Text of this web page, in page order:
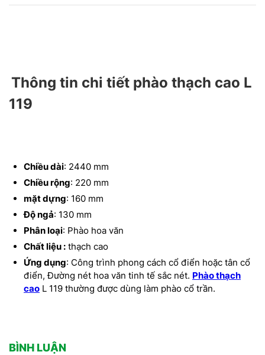
Thông tin chi tiết phào thạch cao L
119
Chiều dài: 2440 mm
Chiều rộng: 220 mm
mặt dựng: 160 mm
Độ ngả: 130 mm
Phân loại: Phào hoa văn
Chất liệu : thạch cao
Ứng dụng: Công trình phong cách cổ điển hoặc tân cổ
điển, Đường nét hoa văn tinh tế sắc nét. Phào thạch
cao L 119 thường được dùng làm phào cổ trần.
BÌNH LUẬN